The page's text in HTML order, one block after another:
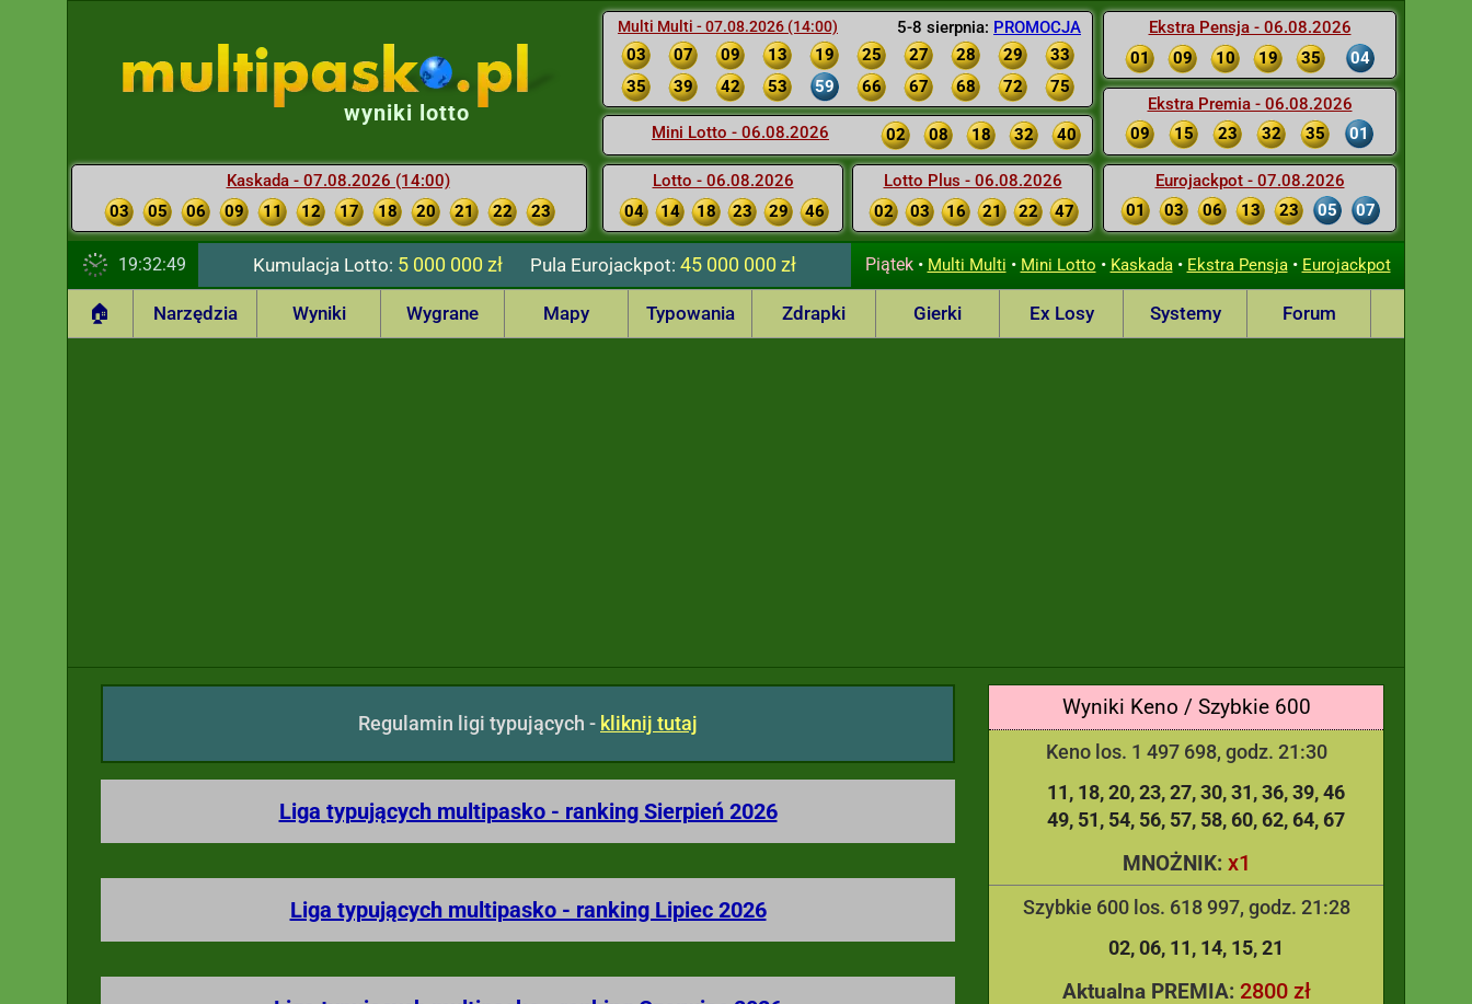
5-8 sierpnia: PROMOCJA
Multi Multi - 07.08.2026 (14:00)
03 07 09 13 19 25 27 28 29
33
35
39 42 53 59 66 67 68 72 75
Mini Lotto - 06.08.2026 02 08 18 32 40
Lotto - 06.08.2026
04
14 18 23 29 46
Lotto Plus - 06.08.2026
02
03 16 21 22 47
Ekstra Pensja - 06.08.2026
01
09 10 19 35 04
Ekstra Premia - 06.08.2026
09
15 23 32 35 01
Eurojackpot - 07.08.2026
01
03 06 13 23 05 07
wyniki lotto
Kaskada - 07.08.2026 (14:00)
03
05 06 09 11 12 17 18 20 21 22 23
19:32:50 Kumulacja Lotto: 5 000 000 zł PulaEurojackpot: 45 000 000 zł Piątek• Multi Multi • Mini Lotto • Kaskada• Ekstra Pensja• Eurojackpot
🏠 Narzędzia Wyniki Wygrane Mapy Typowania Zdrapki Gierki Ex Losy Systemy Forum
Wyniki Keno / Szybkie 600
Keno los. 1 497 698, godz. 21:30
11 18 20 23 27 30 31 36 39 46
49 51 54 56 57 58 60 62 64 67
MNOŻNIK: x1
Szybkie 600 los. 618 997, godz. 21:28
02 06 11 14 15 21
Aktualna PREMIA: 2800 zł
Regulamin ligi typujących - kliknij tutaj
Liga typujących multipasko - ranking Sierpień 2026
Liga typujących multipasko - ranking Lipiec 2026